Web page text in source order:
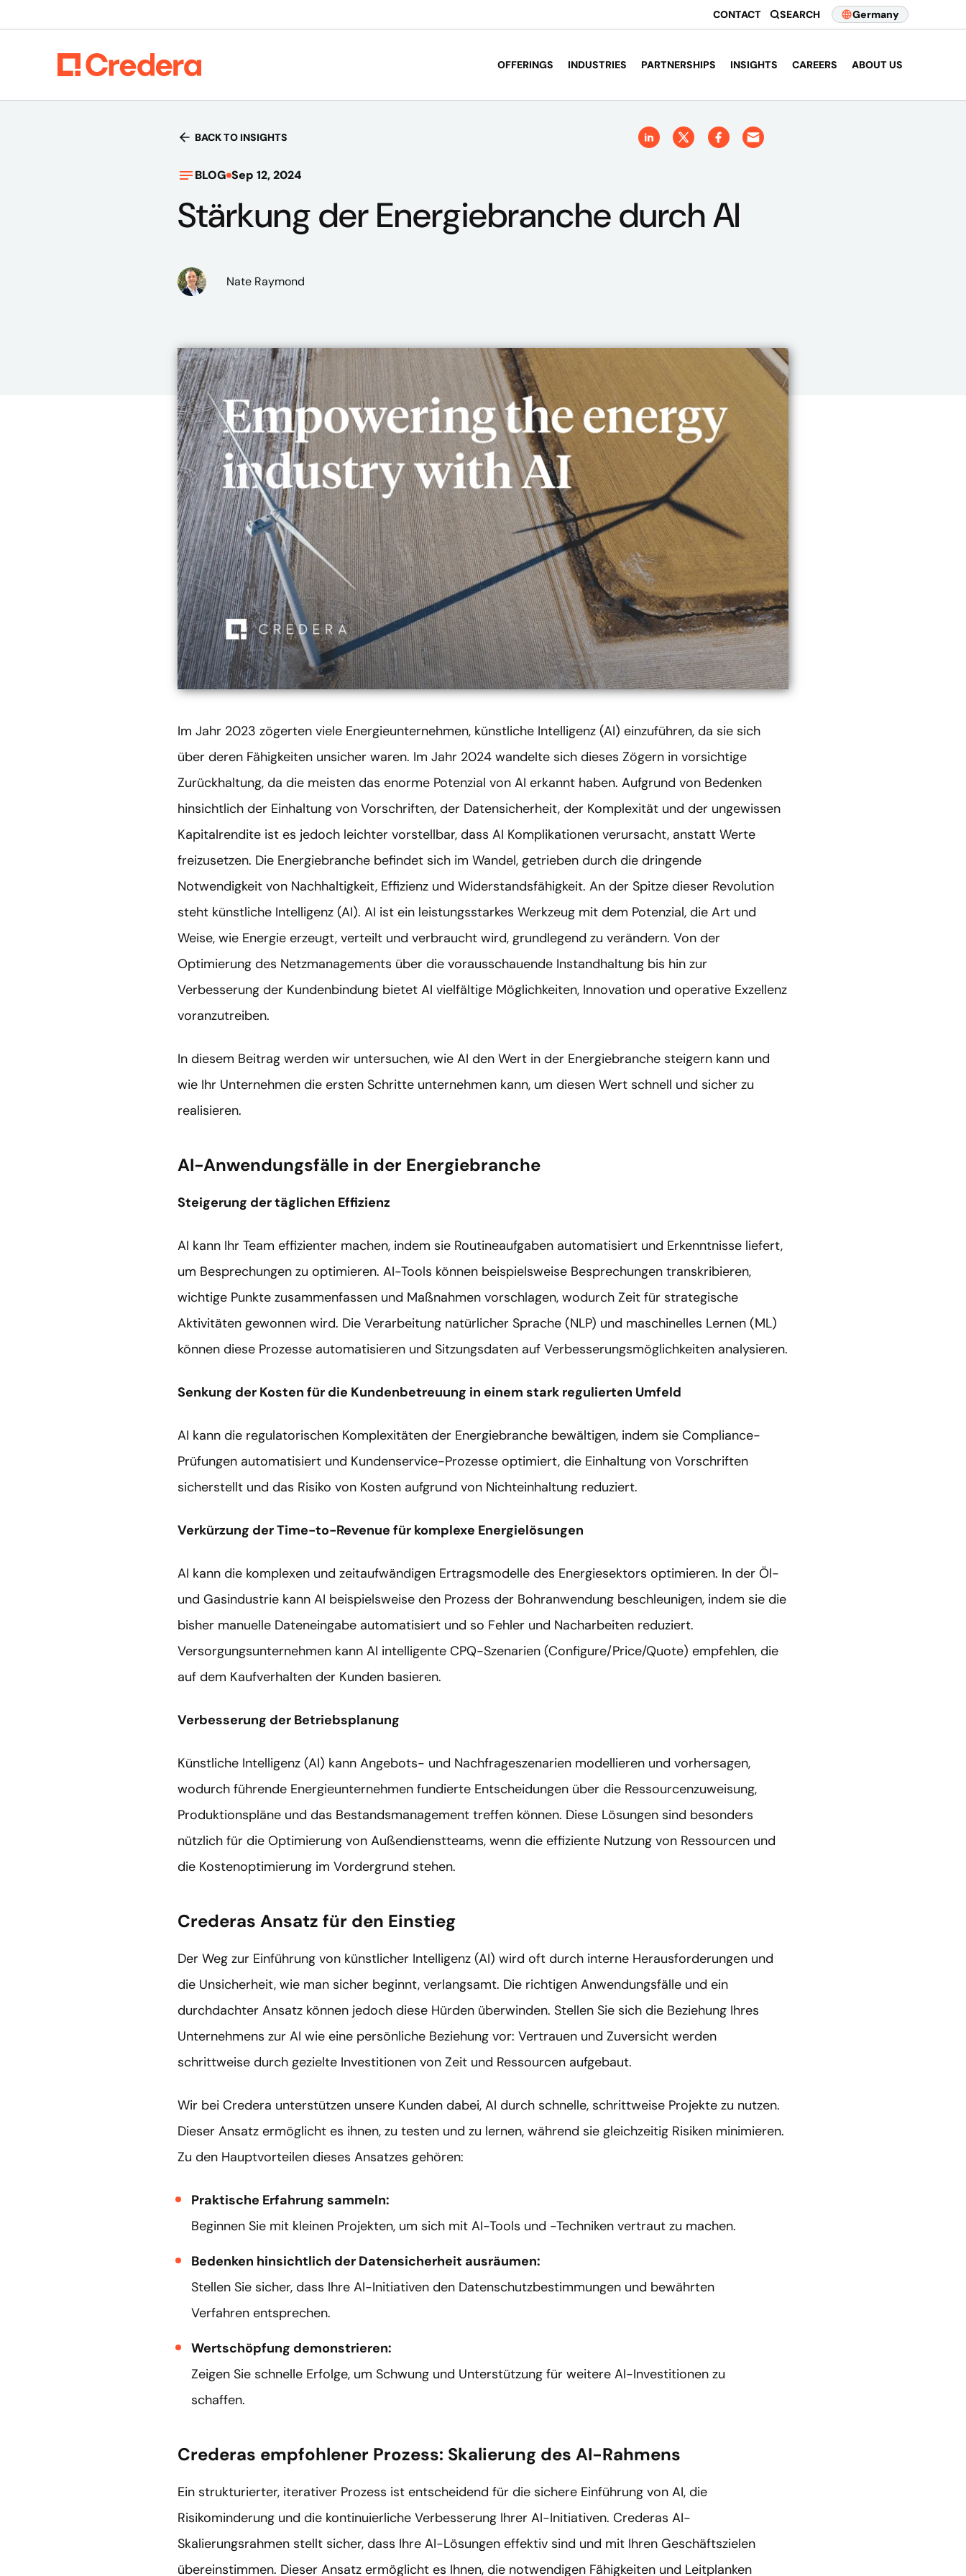
CONTACT SEARCH Germany
OFFERINGS INDUSTRIES PARTNERSHIPS INSIGHTS CAREERS ABOUT US
BACK TO INSIGHTS
BLOG Sep 12, 2024
Stärkung der Energiebranche durch AI
Nate Raymond
Im Jahr 2023 zögerten viele Energieunternehmen, künstliche Intelligenz (AI) einzuführen, da sie sich
über deren Fähigkeiten unsicher waren. Im Jahr 2024 wandelte sich dieses Zögern in vorsichtige
Zurückhaltung, da die meisten das enorme Potenzial von AI erkannt haben. Aufgrund von Bedenken
hinsichtlich der Einhaltung von Vorschriften, der Datensicherheit, der Komplexität und der ungewissen
Kapitalrendite ist es jedoch leichter vorstellbar, dass AI Komplikationen verursacht, anstatt Werte
freizusetzen. Die Energiebranche befindet sich im Wandel, getrieben durch die dringende
Notwendigkeit von Nachhaltigkeit, Effizienz und Widerstandsfähigkeit. An der Spitze dieser Revolution
steht künstliche Intelligenz (AI). AI ist ein leistungsstarkes Werkzeug mit dem Potenzial, die Art und
Weise, wie Energie erzeugt, verteilt und verbraucht wird, grundlegend zu verändern. Von der
Optimierung des Netzmanagements über die vorausschauende Instandhaltung bis hin zur
Verbesserung der Kundenbindung bietet AI vielfältige Möglichkeiten, Innovation und operative Exzellenz
voranzutreiben.
In diesem Beitrag werden wir untersuchen, wie AI den Wert in der Energiebranche steigern kann und
wie Ihr Unternehmen die ersten Schritte unternehmen kann, um diesen Wert schnell und sicher zu
realisieren.
AI-Anwendungsfälle in der Energiebranche
Steigerung der täglichen Effizienz
AI kann Ihr Team effizienter machen, indem sie Routineaufgaben automatisiert und Erkenntnisse liefert,
um Besprechungen zu optimieren. AI-Tools können beispielsweise Besprechungen transkribieren,
wichtige Punkte zusammenfassen und Maßnahmen vorschlagen, wodurch Zeit für strategische
Aktivitäten gewonnen wird. Die Verarbeitung natürlicher Sprache (NLP) und maschinelles Lernen (ML)
können diese Prozesse automatisieren und Sitzungsdaten auf Verbesserungsmöglichkeiten analysieren.
Senkung der Kosten für die Kundenbetreuung in einem stark regulierten Umfeld
AI kann die regulatorischen Komplexitäten der Energiebranche bewältigen, indem sie Compliance-
Prüfungen automatisiert und Kundenservice-Prozesse optimiert, die Einhaltung von Vorschriften
sicherstellt und das Risiko von Kosten aufgrund von Nichteinhaltung reduziert.
Verkürzung der Time-to-Revenue für komplexe Energielösungen
AI kann die komplexen und zeitaufwändigen Ertragsmodelle des Energiesektors optimieren. In der Öl-
und Gasindustrie kann AI beispielsweise den Prozess der Bohranwendung beschleunigen, indem sie die
bisher manuelle Dateneingabe automatisiert und so Fehler und Nacharbeiten reduziert.
Versorgungsunternehmen kann AI intelligente CPQ-Szenarien (Configure/Price/Quote) empfehlen, die
auf dem Kaufverhalten der Kunden basieren.
Verbesserung der Betriebsplanung
Künstliche Intelligenz (AI) kann Angebots- und Nachfrageszenarien modellieren und vorhersagen,
wodurch führende Energieunternehmen fundierte Entscheidungen über die Ressourcenzuweisung,
Produktionspläne und das Bestandsmanagement treffen können. Diese Lösungen sind besonders
nützlich für die Optimierung von Außendienstteams, wenn die effiziente Nutzung von Ressourcen und
die Kostenoptimierung im Vordergrund stehen.
Crederas Ansatz für den Einstieg
Der Weg zur Einführung von künstlicher Intelligenz (AI) wird oft durch interne Herausforderungen und
die Unsicherheit, wie man sicher beginnt, verlangsamt. Die richtigen Anwendungsfälle und ein
durchdachter Ansatz können jedoch diese Hürden überwinden. Stellen Sie sich die Beziehung Ihres
Unternehmens zur AI wie eine persönliche Beziehung vor: Vertrauen und Zuversicht werden
schrittweise durch gezielte Investitionen von Zeit und Ressourcen aufgebaut.
Wir bei Credera unterstützen unsere Kunden dabei, AI durch schnelle, schrittweise Projekte zu nutzen.
Dieser Ansatz ermöglicht es ihnen, zu testen und zu lernen, während sie gleichzeitig Risiken minimieren.
Zu den Hauptvorteilen dieses Ansatzes gehören:
Praktische Erfahrung sammeln:
Beginnen Sie mit kleinen Projekten, um sich mit AI-Tools und -Techniken vertraut zu machen.
Bedenken hinsichtlich der Datensicherheit ausräumen:
Stellen Sie sicher, dass Ihre AI-Initiativen den Datenschutzbestimmungen und bewährten
Verfahren entsprechen.
Wertschöpfung demonstrieren:
Zeigen Sie schnelle Erfolge, um Schwung und Unterstützung für weitere AI-Investitionen zu
schaffen.
Crederas empfohlener Prozess: Skalierung des AI-Rahmens
Ein strukturierter, iterativer Prozess ist entscheidend für die sichere Einführung von AI, die
Risikominderung und die kontinuierliche Verbesserung Ihrer AI-Initiativen. Crederas AI-
Skalierungsrahmen stellt sicher, dass Ihre AI-Lösungen effektiv sind und mit Ihren Geschäftszielen
übereinstimmen. Dieser Ansatz ermöglicht es Ihnen, die notwendigen Fähigkeiten und Leitplanken